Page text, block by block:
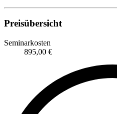
Preisübersicht
Seminarkosten
895,00 €